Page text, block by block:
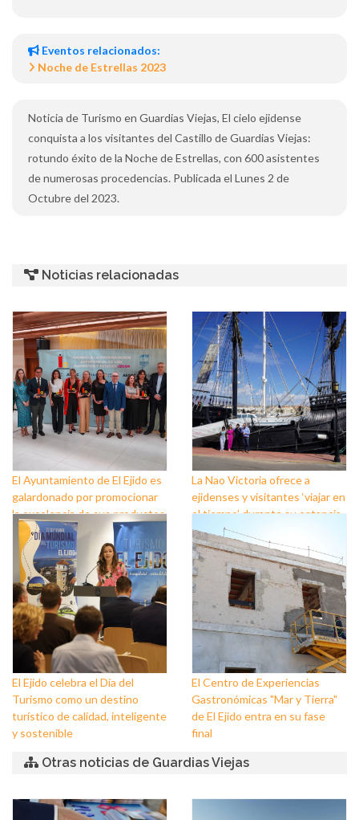
Eventos relacionados:
Noche de Estrellas 2023
Noticia de Turismo en Guardias Viejas, El cielo ejidense
conquista a los visitantes del Castillo de Guardias Viejas:
rotundo éxito de la Noche de Estrellas, con 600 asistentes
de numerosas procedencias. Publicada el Lunes 2 de
Octubre del 2023.
Noticias relacionadas
El Ayuntamiento de El Ejido es
galardonado por promocionar
la excelencia de sus productos
agrícolas con la calidad
gourmet de su cocina
La Nao Victoria ofrece a
ejidenses y visitantes ‘viajar en
el tiempo’ durante su estancia
en Almerimar
El Ejido celebra el Día del
Turismo como un destino
turístico de calidad, inteligente
y sostenible
El Centro de Experiencias
Gastronómicas "Mar y Tierra"
de El Ejido entra en su fase
final
Otras noticias de Guardias Viejas